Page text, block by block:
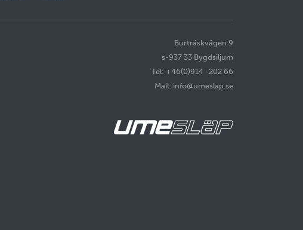
Burträskvägen 9
s-937 33 Bygdsiljum
Tel: +46(0)914 -202 66
Mail: info@umeslap.se